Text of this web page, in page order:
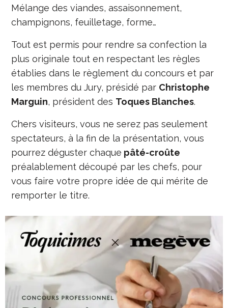
Mélange des viandes, assaisonnement,
champignons, feuilletage, forme…
Tout est permis pour rendre sa confection la
plus originale tout en respectant les règles
établies dans le règlement du concours et par
les membres du Jury, présidé par Christophe
Marguin, président des Toques Blanches.
Chers visiteurs, vous ne serez pas seulement
spectateurs, à la fin de la présentation, vous
pourrez déguster chaque pâté-croûte
préalablement découpé par les chefs, pour
vous faire votre propre idée de qui mérite de
remporter le titre.